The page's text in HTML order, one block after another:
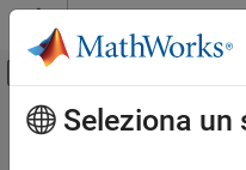
Vai al contenuto
Attiva/disattiva
Risorsa
Contenuto principale
Seleziona un